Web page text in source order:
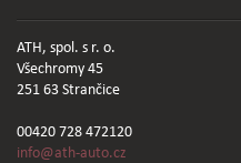
ATH, spol. s r. o.
Všechromy 45
251 63 Strančice
00420 728 472120
info@ath-auto.cz